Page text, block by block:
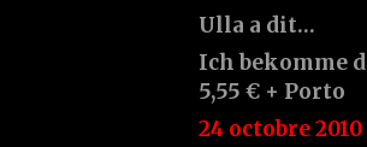
Ulla a dit…
Ich bekomme
5,55 € + Porto
24 octobre 2010